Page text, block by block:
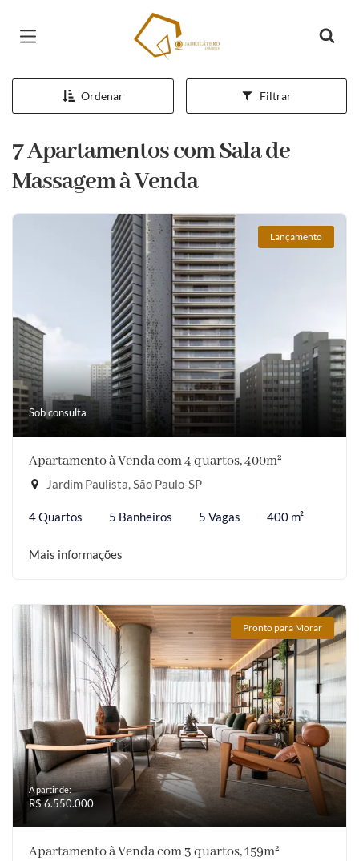
Página inicial
Ordenar Filtrar
7 Apartamentos com Sala de
Massagem à Venda
Lançamento
Sob consulta
Apartamento à Venda com 4 quartos, 400m²
Jardim Paulista, São Paulo-SP
4 Quartos 5 Banheiros 5 Vagas 400 m²
Mais informações
Pronto para Morar
A partir de:
R$ 6.550.000
Apartamento à Venda com 3 quartos, 159m²